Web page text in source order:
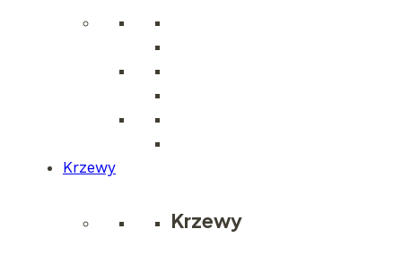
Krzewy
Krzewy
66